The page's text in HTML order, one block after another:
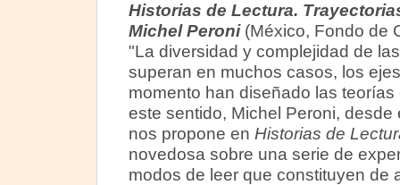
Historias de Lectura.
Michel Peroni(México, Fondo de
"La diversidad y complejidad de
superan en muchos casos, los
momento han diseñado las
este sentido, Michel Peroni,
nos propone en Historias de
novedosa sobre una serie de
modos de leer que constituyen de